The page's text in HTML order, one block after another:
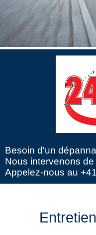
Besoin d'un
Nous intervenons
Appelez-nous au